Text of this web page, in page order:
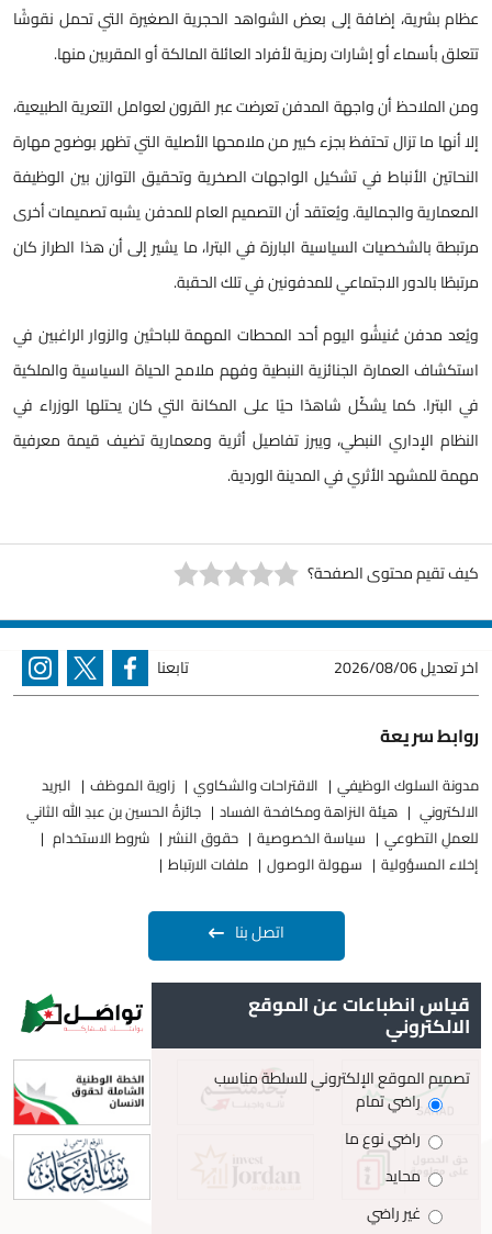
قياس انطباعات عن الموقع
الالكتروني
تصميم الموقع الإلكتروني للسلطة مناسب
راضي تمام
راضي نوع ما
محايد
غير راضي
عظام بشرية، إضافة إلى بعض الشواهد الحجرية الصغيرة التي تحمل نقوشًا
تتعلق بأسماء أو إشارات رمزية لأفراد العائلة المالكة أو المقربين منها.
ومن الملاحظ أن واجهة المدفن تعرضت عبر القرون لعوامل التعرية الطبيعية،
إلا أنها ما تزال تحتفظ بجزء كبير من ملامحها الأصلية التي تظهر بوضوح مهارة
النحاتين الأنباط في تشكيل الواجهات الصخرية وتحقيق التوازن بين الوظيفة
المعمارية والجمالية. ويُعتقد أن التصميم العام للمدفن يشبه تصميمات أخرى
مرتبطة بالشخصيات السياسية البارزة في البترا، ما يشير إلى أن هذا الطراز كان
مرتبطًا بالدور الاجتماعي للمدفونين في تلك الحقبة.
ويُعد مدفن عُنيشُو اليوم أحد المحطات المهمة للباحثين والزوار الراغبين في
استكشاف العمارة الجنائزية النبطية وفهم ملامح الحياة السياسية والملكية
في البترا. كما يشكّل شاهدًا حيًا على المكانة التي كان يحتلها الوزراء في
النظام الإداري النبطي، ويبرز تفاصيلَ أثرية ومعمارية تضيف قيمة معرفية
مهمة للمشهد الأثري في المدينة الوردية.
كيف تقيم محتوى الصفحة؟
اخر تعديل2026/08/06 تابعنا
روابط سريعة
مدونة السلوك الوظيفي الاقتراحات والشكاوي زاوية الموظف
البريد
الالكتروني
هيئة النزاهة ومكافحة الفساد
جائزةُ الحسين بن عبدِ الله الثاني
للعملِ التطوعيِ
سياسة الخصوصية حقوق النشر
شروط الاستخدام
إخلاء المسؤولية
سهولة الوصول ملفات الارتباط
اتصل بنا